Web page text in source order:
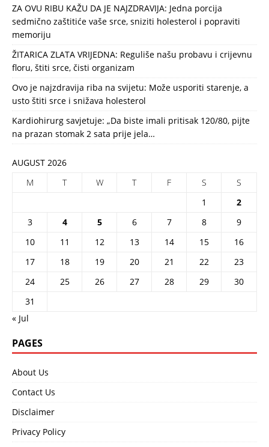
ZA OVU RIBU KAŽU DA JE NAJZDRAVIJA: Jedna porcija
sedmično zaštitiće vaše srce, sniziti holesterol i popraviti
memoriju
ŽITARICA ZLATA VRIJEDNA: Reguliše našu probavu i crijevnu
floru, štiti srce, čisti organizam
Ovo je najzdravija riba na svijetu: Može usporiti starenje, a
usto štiti srce i snižava holesterol
Kardiohirurg savjetuje: „Da biste imali pritisak 120/80, pijte
na prazan stomak 2 sata prije jela…
AUGUST 2026
M
T W T F S
S
1
2
3
4 5 6 7 8
9
10
11 12 13 14 15
16
17
18 19 20 21 22
23
24
25 26 27 28 29
30
31
« Jul
PAGES
About Us
Contact Us
Disclaimer
Privacy Policy